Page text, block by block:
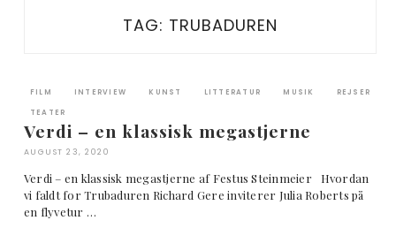
TAG: TRUBADUREN
FILM INTERVIEW KUNST LITTERATUR MUSIK REJSER
TEATER
Verdi – en klassisk megastjerne
AUGUST 23, 2020
Verdi – en klassisk megastjerne af Festus Steinmeier Hvordan
vi faldt for Trubaduren Richard Gere inviterer Julia Roberts på
en flyvetur …